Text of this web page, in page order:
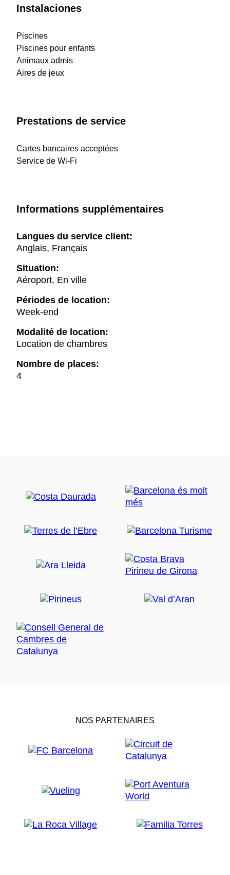
Instalaciones
Piscines
Piscines pour enfants
Animaux admis
Aires de jeux
Prestations de service
Cartes bancaires acceptées
Service de Wi-Fi
Informations supplémentaires
Langues du service client:
Anglais, Français
Situation:
Aéroport, En ville
Périodes de location:
Week-end
Modalité de location:
Location de chambres
Nombre de places:
4
NOS PARTENAIRES